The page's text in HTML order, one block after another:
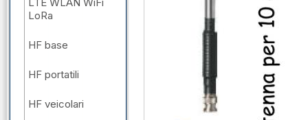
LoRa
HF base
HF portatili
HF veicolari